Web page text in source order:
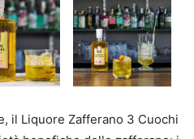
il Liquore Zafferano 3 Cuochi